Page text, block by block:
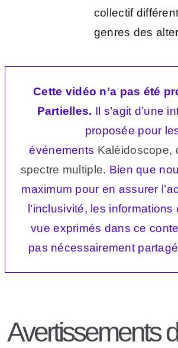
collectif
genres des
Cette vidéo n’a pas été
Partielles. Il s’agit d’une
proposée pour
événements Kaléidoscope,
spectre multiple. Bien que
maximum pour en assurer
l’inclusivité, les informations
vue exprimés dans ce
pas nécessairement
Avertissements